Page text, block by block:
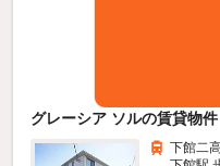
グレーシア ソルの賃貸物件
下館二